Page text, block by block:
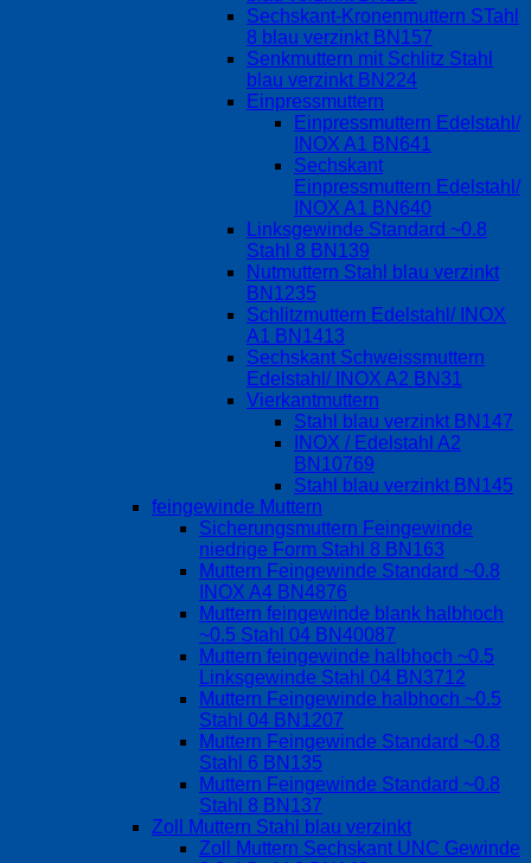
Sechskant-Kronenmuttern STahl
8 blau verzinkt BN157
Senkmuttern mit Schlitz Stahl
blau verzinkt BN224
Einpressmuttern
Einpressmuttern Edelstahl/
INOX A1 BN641
Sechskant
Einpressmuttern Edelstahl/
INOX A1 BN640
Linksgewinde Standard ~0.8
Stahl 8 BN139
Nutmuttern Stahl blau verzinkt
BN1235
Schlitzmuttern Edelstahl/ INOX
A1 BN1413
Sechskant Schweissmuttern
Edelstahl/ INOX A2 BN31
Vierkantmuttern
Stahl blau verzinkt BN147
INOX / Edelstahl A2
BN10769
Stahl blau verzinkt BN145
feingewinde Muttern
Sicherungsmuttern Feingewinde
niedrige Form Stahl 8 BN163
Muttern Feingewinde Standard ~0.8
INOX A4 BN4876
Muttern feingewinde blank halbhoch
~0.5 Stahl 04 BN40087
Muttern feingewinde halbhoch ~0.5
Linksgewinde Stahl 04 BN3712
Muttern Feingewinde halbhoch ~0.5
Stahl 04 BN1207
Muttern Feingewinde Standard ~0.8
Stahl 6 BN135
Muttern Feingewinde Standard ~0.8
Stahl 8 BN137
Zoll Muttern Stahl blau verzinkt
Zoll Muttern Sechskant UNC Gewinde